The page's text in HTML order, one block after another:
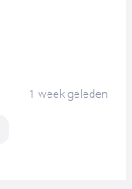
1 week geleden